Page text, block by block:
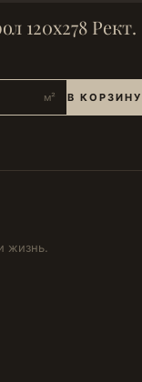
120х278 Рект.
м² В КОРЗИНУ
жизнь.